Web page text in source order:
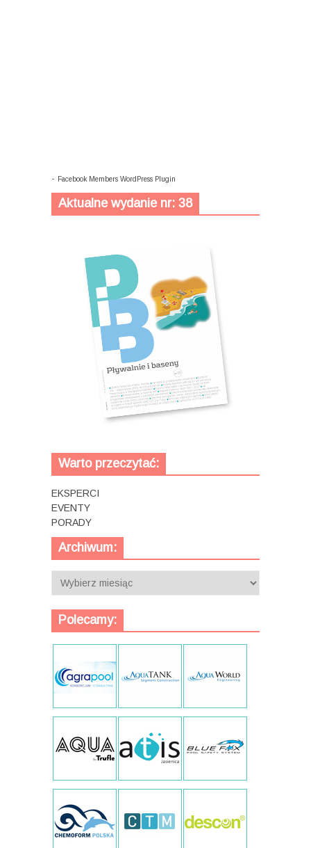
- Facebook Members WordPress Plugin
Aktualne wydanie nr: 38
Warto przeczytać:
EKSPERCI
EVENTY
PORADY
Archiwum:
Archiwum:
Polecamy: